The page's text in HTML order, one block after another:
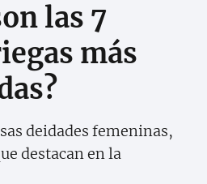
las 7
más
deidades femeninas,
destacan en la